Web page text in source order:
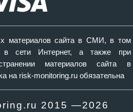
материалов сайта в СМИ, в том
в сети Интернет, а также при
материалов сайта в
на risk-monitoring.ru обязательна
2015 —2026